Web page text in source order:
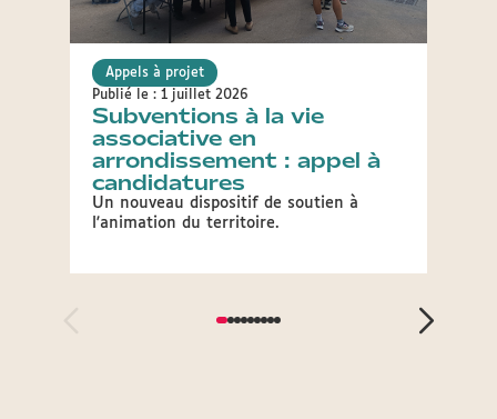
Appels à projet
Publié le : 1 juillet 2026
Subventions à la vie
associative en
arrondissement : appel à
candidatures
Un nouveau dispositif de soutien à
l'animation du territoire.